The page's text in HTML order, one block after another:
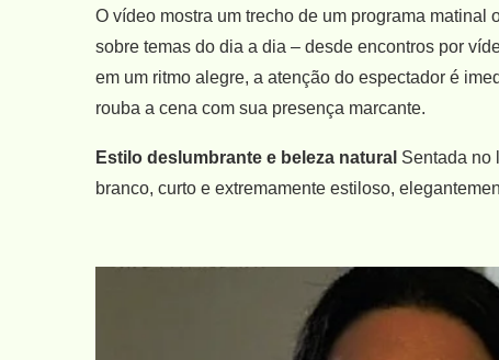
O vídeo mostra um trecho de um programa
sobre temas do dia a dia – desde encontros por
em um ritmo alegre, a atenção do espectador é
rouba a cena com sua presença marcante.
Estilo deslumbrante e beleza natural Sentada no
branco, curto e extremamente estiloso,